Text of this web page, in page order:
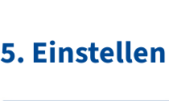
5.